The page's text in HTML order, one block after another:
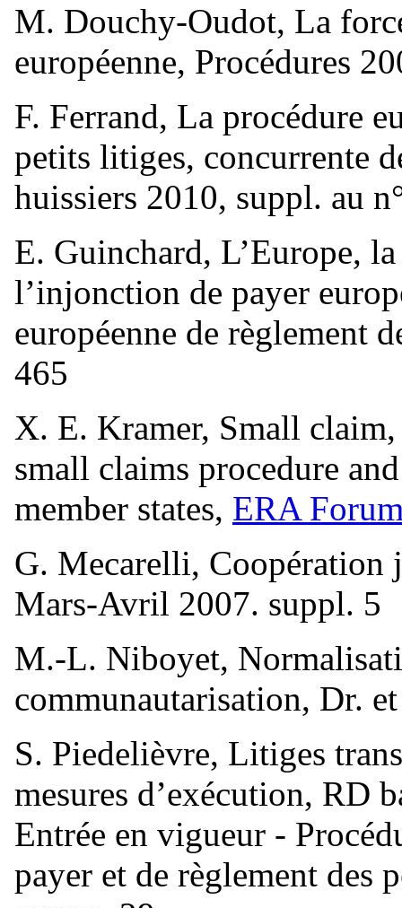
M. Douchy-Oudot, La
européenne, Procédures
F. Ferrand, La procédure
petits litiges, concurrente
huissiers 2010, suppl. au
E. Guinchard, L’Europe,
l’injonction de payer
européenne de règlement
465
X. E. Kramer, Small
small claims procedure
member states, ERA
G. Mecarelli,
Mars-Avril 2007. suppl. 5
M.-L. Niboyet,
communautarisation, Dr.
S. Piedelièvre, Litiges
mesures d’exécution, RD
Entrée en vigueur -
payer et de règlement des